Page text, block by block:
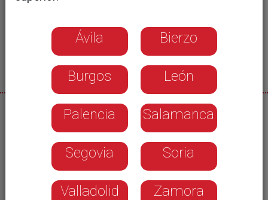
04/11/2025
Subida generalizada del paro en el mes de
octubre. En Zamora se vuelven a superar los
8000 desempleados, con incrementos además
en prácticamente todos los sectores.
Ávila Bierzo
Burgos León
Palencia Salamanca
Segovia Soria
Valladolid Zamora